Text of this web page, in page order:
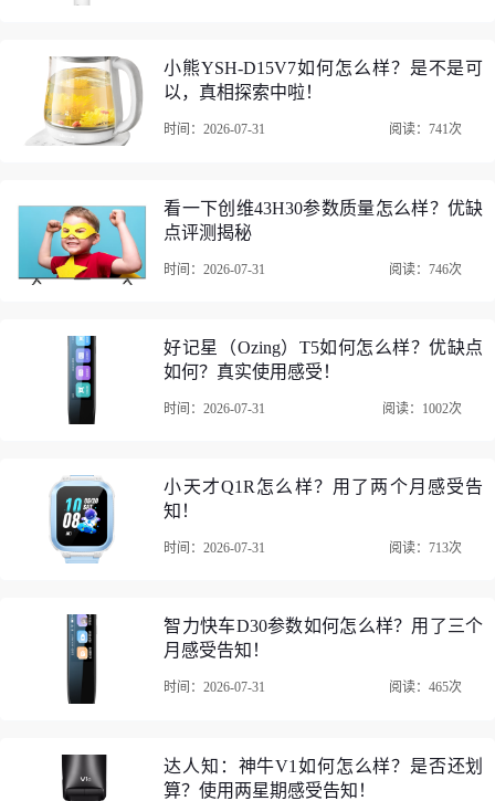
由网友上传（或整理自网络）。转载请注明：https://www.10pinping.c
om/news/33buo9ti.html
小熊YSH-D15V7如何怎么样？是不是可
以，真相探索中啦！
时间：2026-07-31 阅读：741次
看一下创维43H30参数质量怎么样？优缺
点评测揭秘
时间：2026-07-31 阅读：746次
好记星（Ozing）T5如何怎么样？优缺点
如何？真实使用感受！
时间：2026-07-31 阅读：1002次
小天才Q1R怎么样？用了两个月感受告
知！
时间：2026-07-31 阅读：713次
智力快车D30参数如何怎么样？用了三个
月感受告知！
时间：2026-07-31 阅读：465次
达人知：神牛V1如何怎么样？是否还划
算？使用两星期感受告知！